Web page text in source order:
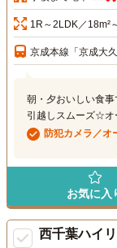
1R～2LDK／18m²
京成本線「京成大
朝・夕おいしい食
引越しスムーズ☆オ
防犯カメラ／オ
お気に入
西千葉ハイ